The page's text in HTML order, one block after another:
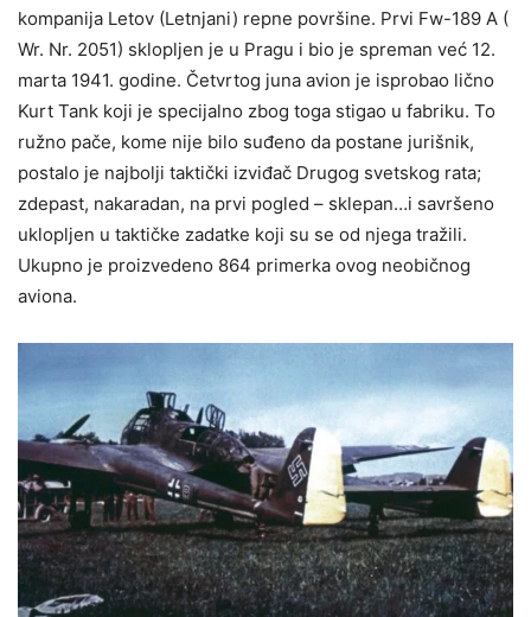
kompanija Letov (Letnjani) repne površine. Prvi Fw-189 A (
Wr. Nr. 2051) sklopljen je u Pragu i bio je spreman već 12.
marta 1941. godine. Četvrtog juna avion je isprobao lično
Kurt Tank koji je specijalno zbog toga stigao u fabriku. To
ružno pače, kome nije bilo suđeno da postane jurišnik,
postalo je najbolji taktički izviđač Drugog svetskog rata;
zdepast, nakaradan, na prvi pogled – sklepan…i savršeno
uklopljen u taktičke zadatke koji su se od njega tražili.
Ukupno je proizvedeno 864 primerka ovog neobičnog
aviona.